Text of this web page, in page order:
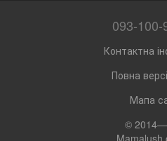
093-100-
Контактна
Повна
Мапа
©